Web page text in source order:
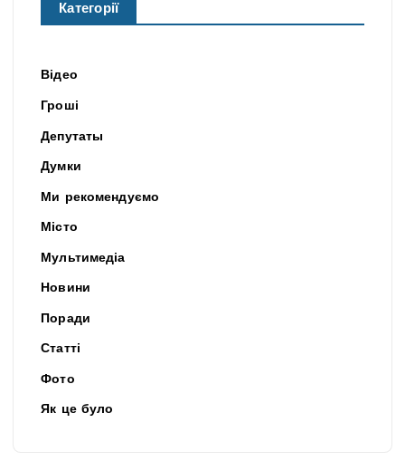
Категорії
Відео
Гроші
Депутаты
Думки
Ми рекомендуємо
Місто
Мультимедіа
Новини
Поради
Статті
Фото
Як це було